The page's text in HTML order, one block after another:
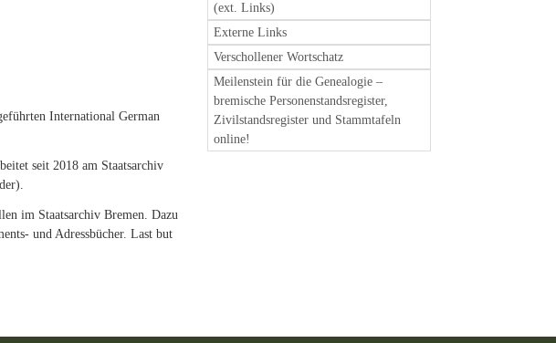
International German
seit 2018 am Staatsarchiv
im Staatsarchiv Bremen. Dazu
und Adressbücher. Last but
(ext. Links)
Externe Links
Verschollener Wortschatz
Meilenstein für die Genealogie –
bremische Personenstandsregister,
Zivilstandsregister und Stammtafeln
online!